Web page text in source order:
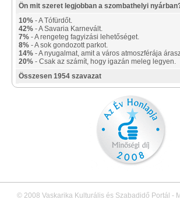
Ön mit szeret legjobban a szombathelyi
10% - A Tófürdőt.
42% - A Savaria Karnevált.
7% - A rengeteg fagyizási lehetőséget.
8% - A sok gondozott parkot.
14% - A nyugalmat, amit a város atmoszférája
20% - Csak az számít, hogy igazán meleg legyen.
Összesen 1954 szavazat
© 2008 Vaskarika Kulturális és Szabadidő Portál -